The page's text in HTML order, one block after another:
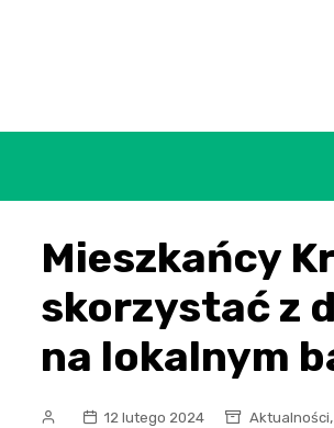
Mieszkańcy
skorzystać z
na lokalnym
12 lutego 2024 Aktualności,